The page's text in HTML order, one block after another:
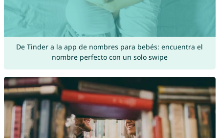
De Tinder a la app de nombres para bebés: encuentra el
nombre perfecto con un solo swipe